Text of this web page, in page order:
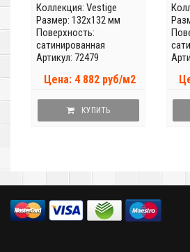
Коллекция: Vestige
Размер: 132x132 мм
Поверхность:
сатинированная
Артикул: 72479
Цена: 4 882 руб/м2
КУПИТЬ